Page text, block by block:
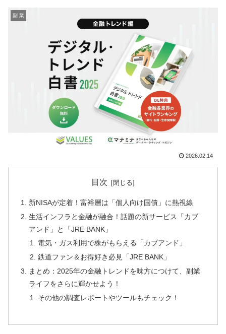
副 業
2026.02.14
目次
新NISAが定着！富裕層は「個人向け国債」に熱視線
生活インフラと金融が融合！話題の新サービス「カブ
アンド」と「JRE BANK」
電気・ガス利用で株がもらえる「カブアンド」
鉄道ファン＆お得好き必見「JRE BANK」
まとめ：2025年の金融トレンドを味方につけて、副業
ライフをさらに輝かせよう！
その他の調査レポートやツールもチェック！